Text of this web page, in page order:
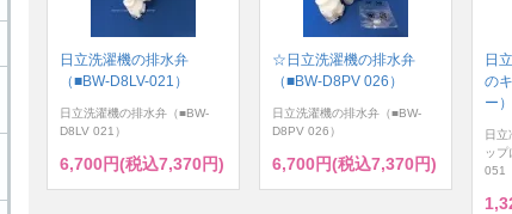
日立洗濯機の排水弁
（■BW-D8LV-021）
日立洗濯機の排水弁（■BW-
D8LV 021）
6,700円(税込7,370円)
☆日立洗濯機の排水弁
（■BW-D8PV 026）
日立洗濯機の排水弁（■BW-
D8PV 026）
6,700円(税込7,370円)
日
の
ー
日
ッ
051